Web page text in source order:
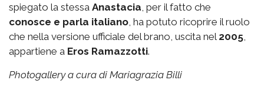
spiegato la stessa Anastacia , per il fatto che
conosce e parla italiano , ha potuto ricoprire il ruolo
che nella versione ufficiale del brano, uscita nel 2005
appartiene a Eros Ramazzotti.
Photogallery a cura di Mariagrazia Billi